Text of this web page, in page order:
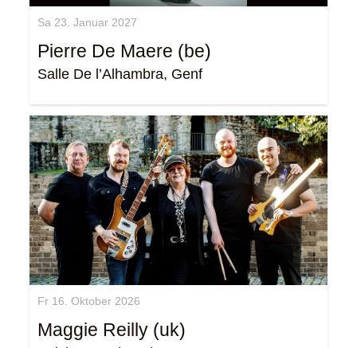
Sa 23. Januar 2027
Pierre De Maere (be)
Salle De l’Alhambra, Genf
Fr 16. Oktober 2026
Maggie Reilly (uk)